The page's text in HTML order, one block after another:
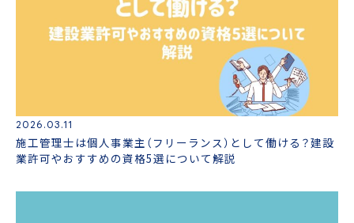
2026.03.11
施工管理士は個人事業主（フリーランス）として働ける？建設
業許可やおすすめの資格5選について解説